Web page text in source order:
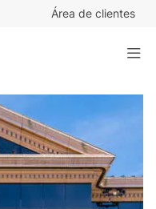
Área de clientes
las Dos Castillas. Pozuelo de